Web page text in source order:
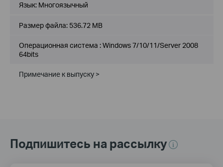
Язык: Многоязычный
Размер файла: 536.72 MB
Операционная система : Windows 7/10/11/Server 2008
64bits
Примечание к выпуску >
Подпишитесь на рассылку